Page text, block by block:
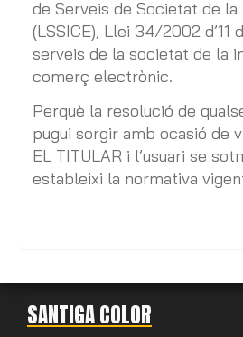
de Serveis de Societat de
(LSSICE), Llei 34/2002 d’11
serveis de la societat de la
comerç electrònic.
Perquè la resolució de
pugui sorgir amb ocasió de
EL TITULAR i l’usuari se
estableixi la normativa
SANTIGA COLOR